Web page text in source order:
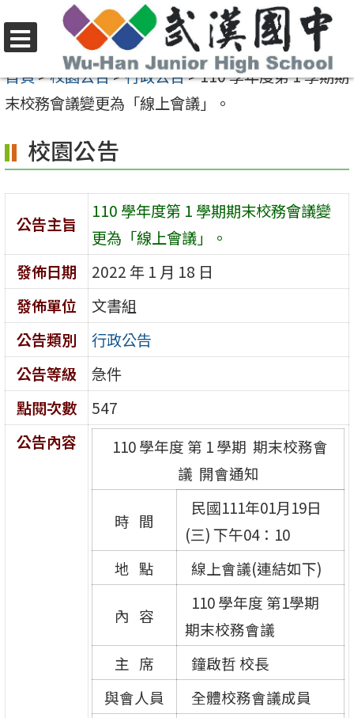
至
要
容
區
選
單
首頁>校園公告>行政公告>110 學年度第 1 學期期
末校務會議變更為「線上會議」。
校園公告
公告主旨
110 學年度第 1 學期期末校務會議變
更為「線上會議」。
發佈日期
2022 年 1 月 18 日
發佈單位
文書組
公告類別
行政公告
公告等級
急件
點閱次數
547
公告內容
110 學年度 第 1 學期 期末校務會
議 開會通知
時 間
民國111年01月19日
(三) 下午04：10
地 點
線上會議(連結如下)
內 容
110 學年度 第1學期
期末校務會議
主 席
鐘啟哲 校長
與會人員
全體校務會議成員